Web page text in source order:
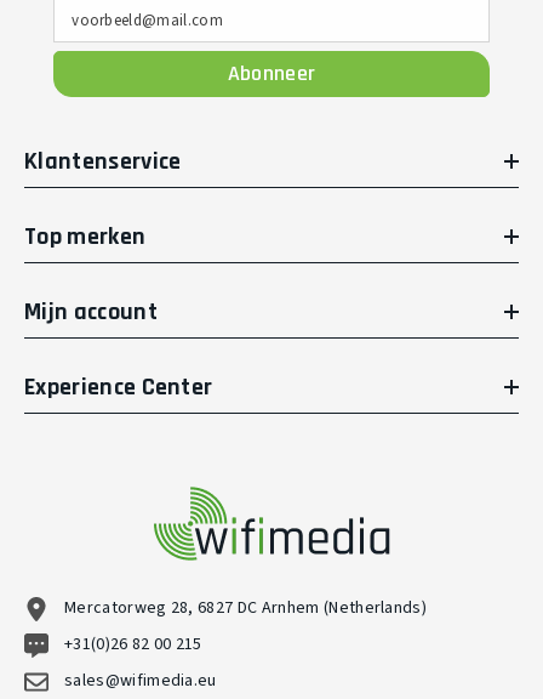
voorbeeld@mail.com
Abonneer
Klantenservice
Top merken
Mijn account
Experience Center
Mercatorweg 28, 6827 DC Arnhem (Netherlands)
+31(0)26 82 00 215
sales@wifimedia.eu